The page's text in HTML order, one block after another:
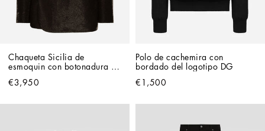
Chaqueta Sicilia de
esmoquin con botonadura
€3,950
Polo de cachemira con
bordado del logotipo DG
€1,500